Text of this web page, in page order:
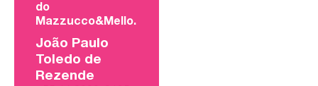
do
Mazzucco&Mello.
João Paulo
Toledo de
Rezende